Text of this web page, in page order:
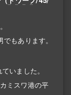
もあります。
いました。
ミスワ港の平